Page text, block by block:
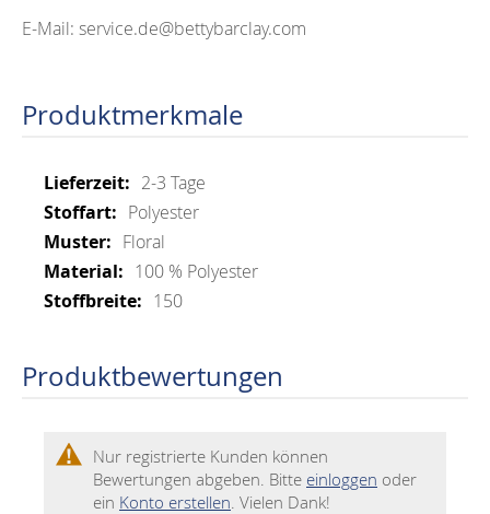
E-Mail: service.de@bettybarclay.com
Produktmerkmale
Mehr
Informationen
2-3 Tage
Polyester
Floral
100 % Polyester
150
Produktbewertungen
Nur registrierte Kunden können
Bewertungen abgeben. Bitte einloggen oder
ein Konto erstellen. Vielen Dank!